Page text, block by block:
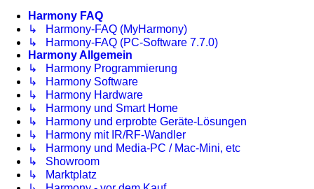
Harmony FAQ
↳ Harmony-FAQ (MyHarmony)
↳ Harmony-FAQ (PC-Software 7.7.0)
Harmony Allgemein
↳ Harmony Programmierung
↳ Harmony Software
↳ Harmony Hardware
↳ Harmony und Smart Home
↳ Harmony und erprobte Geräte-Lösungen
↳ Harmony mit IR/RF-Wandler
↳ Harmony und Media-PC / Mac-Mini, etc
↳ Showroom
↳ Marktplatz